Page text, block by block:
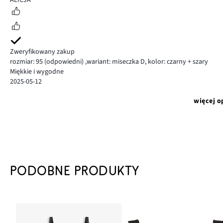
Zweryfikowany zakup
rozmiar: 95 (odpowiedni) ,wariant: miseczka D, kolor: czarny + szary
Miękkie i wygodne
2025-05-12
więcej
PODOBNE PRODUKTY